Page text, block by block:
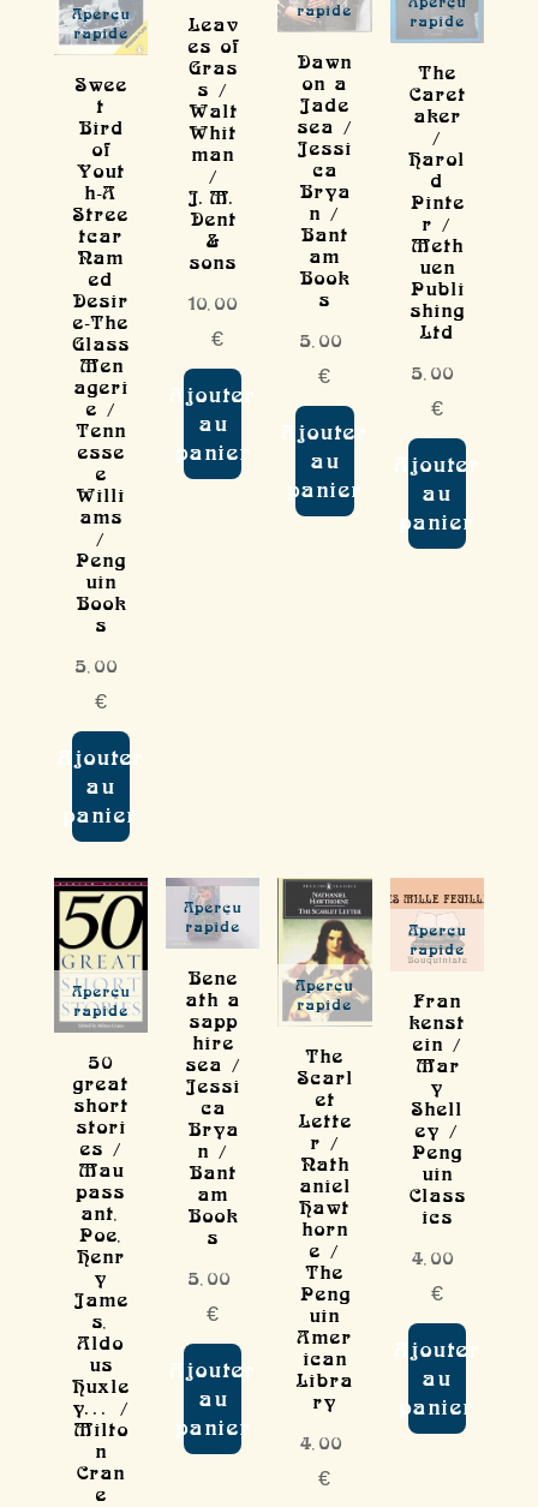
Aperçu
rapide
Swee
t
Bird
of
Yout
h-A
Stree
tcar
Nam
ed
Desir
e-The
Glass
Men
ageri
e /
Tenn
esse
e
Willi
ams
/
Peng
uin
Book
s
5,00
€
Ajouter
au
panier
Leav
es of
Gras
s /
Walt
Whit
man
/
J.M.
Dent
&
sons
10,00
€
Ajouter
au
panier
rapide
Dawn
on a
Jade
sea /
Jessi
ca
Brya
n /
Bant
am
Book
s
5,00
€
Ajouter
au
panier
rapide
The
Caret
aker
/
Harol
d
Pinte
r /
Meth
uen
Publi
shing
Ltd
5,00
€
Ajouter
au
panier
Aperçu
rapide
50
great
short
stori
es /
Mau
pass
ant,
Poe,
Henr
y
Jame
s,
Aldo
us
Huxle
y... /
Milto
n
Cran
e
Aperçu
rapide
Bene
ath a
sapp
hire
sea /
Jessi
ca
Brya
n /
Bant
am
Book
s
5,00
€
Ajouter
au
panier
Aperçu
rapide
The
Scarl
et
Lette
r /
Nath
aniel
Hawt
horn
e /
The
Peng
uin
Amer
ican
Libra
ry
4,00
€
Aperçu
rapide
Fran
kenst
ein /
Mar
y
Shell
ey /
Peng
uin
Class
ics
4,00
€
Ajouter
au
panier